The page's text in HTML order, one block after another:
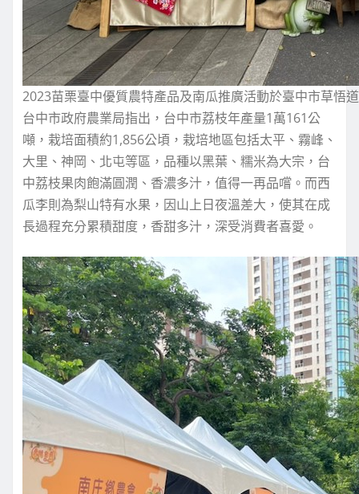
2023苗栗臺中優質農特產品及南瓜推廣活動於臺中市草悟
台中市政府農業局指出，台中市荔枝年產量1萬161公
噸，栽培面積約1,856公頃，栽培地區包括太平、霧峰、
大里、神岡、北屯等區，品種以黑葉、糯米為大宗，台
中荔枝果肉飽滿圓潤、香濃多汁，值得一再品嚐。而西
瓜李則為梨山特有水果，因山上日夜溫差大，使其在成
長過程充分累積甜度，香甜多汁，深受消費者喜愛。